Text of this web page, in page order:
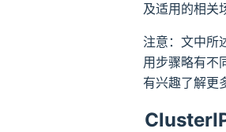
及适用的相关
注意：文中所
用步骤略有不
有兴趣了解更